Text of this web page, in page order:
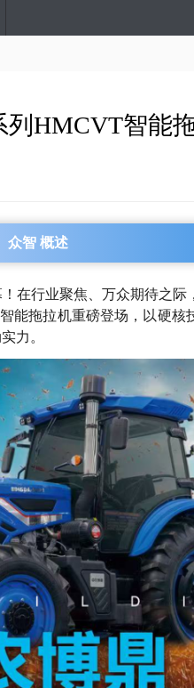
容
HMCVT智能
众智 概述
在行业聚焦、万众期待之
能拖拉机重磅登场，以硬核
力。